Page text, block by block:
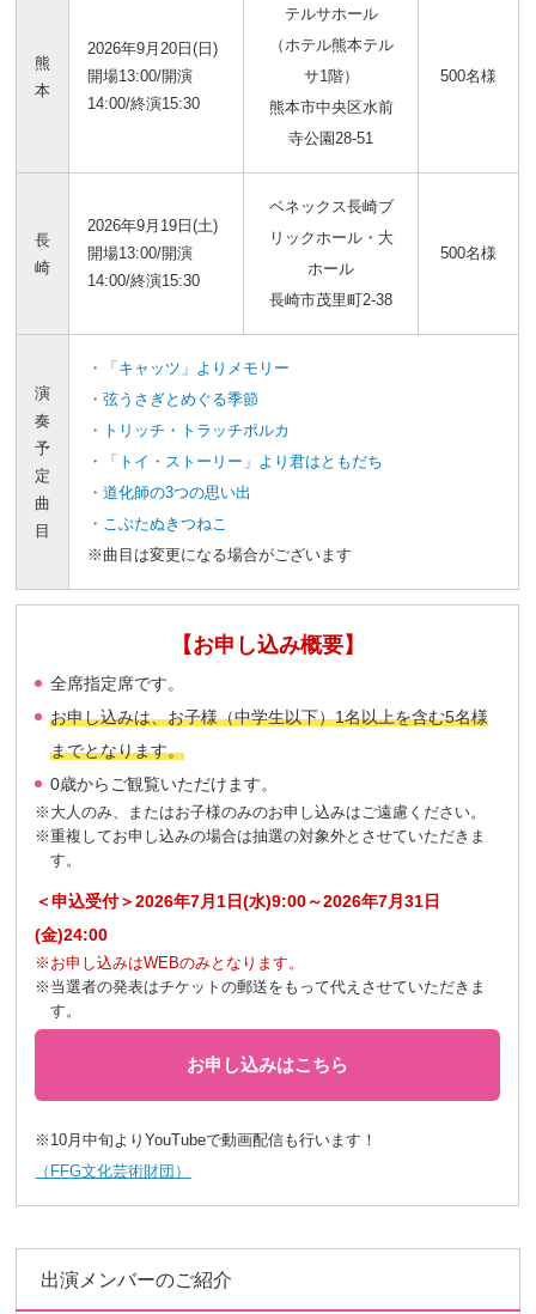
熊
本
2026年9月20日(日)
開場13:00/開演
14:00/終演15:30
テルサホール
（ホテル熊本テル
サ1階）
熊本市中央区水前
寺公園28-51
500名様
長
崎
2026年9月19日(土)
開場13:00/開演
14:00/終演15:30
ベネックス長崎ブ
リックホール・大
ホール
長崎市茂里町2-38
500名様
演
奏
予
定
曲
目
・「キャッツ」よりメモリー
・弦うさぎとめぐる季節
・トリッチ・トラッチポルカ
・「トイ・ストーリー」より君はともだち
・道化師の3つの思い出
・こぶたぬきつねこ
※曲目は変更になる場合がございます
【お申し込み概要】
全席指定席です。
お申し込みは、お子様（中学生以下）1名以上を含む5名様
までとなります。
0歳からご観覧いただけます。
※大人のみ、またはお子様のみのお申し込みはご遠慮ください。
※重複してお申し込みの場合は抽選の対象外とさせていただきま
す。
＜申込受付＞2026年7月1日(水)9:00～2026年7月31日
(金)24:00
※お申し込みはWEBのみとなります。
※当選者の発表はチケットの郵送をもって代えさせていただきま
す。
お申し込みはこちら
※10月中旬よりYouTubeで動画配信も行います！
（FFG文化芸術財団）
出演メンバーのご紹介